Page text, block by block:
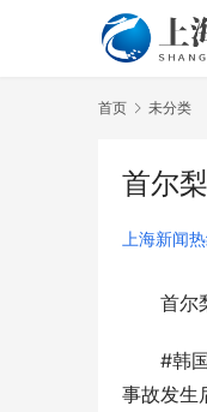
首页 未分类
首尔
上海新闻
首尔
#韩
事故发生